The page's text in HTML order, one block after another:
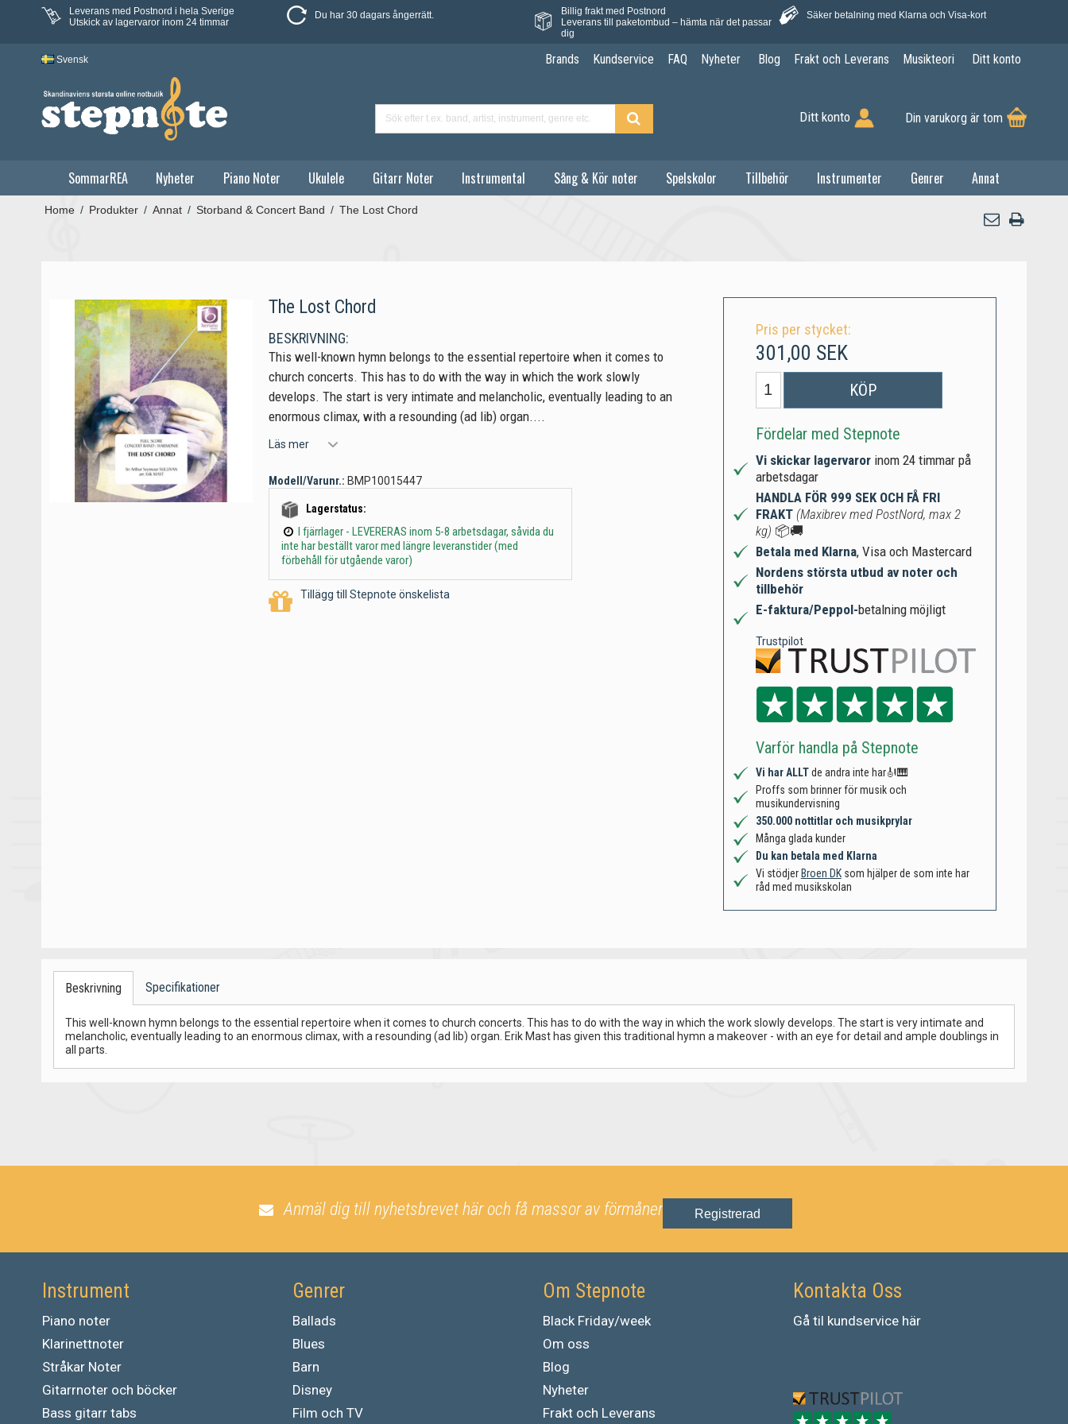
Leverans med Postnord i hela Sverige
Utskick av lagervaror inom 24 timmar
Du har 30 dagars ångerrätt.
Billig frakt med Postnord
Leverans till paketombud – hämta när det passar
dig
Säker betalning med Klarna och Visa-kort
Svensk Brands Kundservice FAQ Nyheter Blog Frakt och Leverans Musikteori Ditt konto
Ditt konto Din varukorg är tom
SommarREA Nyheter Piano Noter Ukulele Gitarr Noter Instrumental Sång & Kör noter Spelskolor Tillbehör Instrumenter Genrer Annat
Home / Produkter / Annat / Storband & Concert Band / The Lost Chord
The Lost Chord
BESKRIVNING:
This well-known hymn belongs to the essential repertoire when it comes to
church concerts. This has to do with the way in which the work slowly
develops. The start is very intimate and melancholic, eventually leading to an
enormous climax, with a resounding (ad lib) organ....
Läs mer
Modell/Varunr.: BMP10015447
Lagerstatus:
I fjärrlager - LEVERERAS inom 5-8 arbetsdagar, såvida du
inte har beställt varor med längre leveranstider (med
förbehåll för utgående varor)
Tillägg till Stepnote önskelista
Pris per stycket:
301,00 SEK
KÖP
Fördelar med Stepnote
Vi skickar lagervaror inom 24 timmar på
arbetsdagar
HANDLA FÖR 999 SEK OCH FÅ FRI
FRAKT (Maxibrev med PostNord, max 2
kg) 📦🚚
Betala med Klarna, Visa och Mastercard
Nordens största utbud av noter och
tillbehör
E-faktura/Peppol-betalning möjligt
Trustpilot
Varför handla på Stepnote
Vi har ALLTde andra inte har🎻🎹
Proffs som brinner för musik och
musikundervisning
350.000 nottitlar och musikprylar
Många glada kunder
Du kan betala med Klarna
Vi stödjer Broen DKsom hjälper de som inte har
råd med musikskolan
Beskrivning Specifikationer
This well-known hymn belongs to the essential repertoire when it comes to church concerts. This has to do with the way in which the work slowly develops. The start is very intimate and
melancholic, eventually leading to an enormous climax, with a resounding (ad lib) organ. Erik Mast has given this traditional hymn a makeover - with an eye for detail and ample doublings in
all parts.
Anmäl dig till nyhetsbrevet här och få massor av förmåner Registrerad
Instrument
Piano noter
Klarinettnoter
Stråkar Noter
Gitarrnoter och böcker
Bass gitarr tabs
Genrer
Ballads
Blues
Barn
Disney
Film och TV
Om Stepnote
Black Friday/week
Om oss
Blog
Nyheter
Frakt och Leverans
Kontakta Oss
Gå til kundservice här